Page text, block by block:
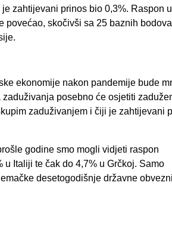
zahtijevani prinos bio 0,3%. Raspon u
povećao, skočivši sa 25 baznih
ekonomije nakon pandemije bude
posebno će osjetiti
zaduživanjem i čiji je zahtijevani
godine smo mogli vidjeti raspon
Italiji te čak do 4,7% u Grčkoj. Samo
desetogodišnje državne